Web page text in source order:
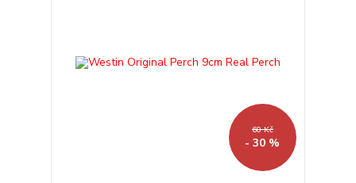
60 Kč
- 30 %